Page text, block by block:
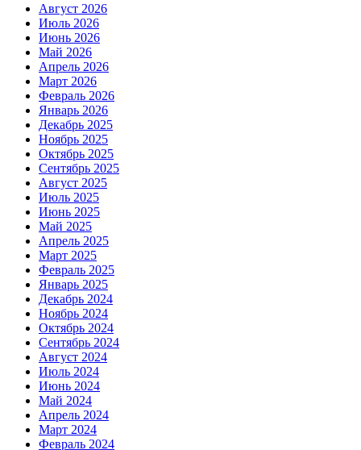
Август 2026
Июль 2026
Июнь 2026
Май 2026
Апрель 2026
Март 2026
Февраль 2026
Январь 2026
Декабрь 2025
Ноябрь 2025
Октябрь 2025
Сентябрь 2025
Август 2025
Июль 2025
Июнь 2025
Май 2025
Апрель 2025
Март 2025
Февраль 2025
Январь 2025
Декабрь 2024
Ноябрь 2024
Октябрь 2024
Сентябрь 2024
Август 2024
Июль 2024
Июнь 2024
Май 2024
Апрель 2024
Март 2024
Февраль 2024